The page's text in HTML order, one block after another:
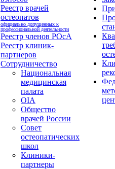
Реестр врачей
остеопатов
официально допущенных к
профессиональной деятельности
Реестр членов РОсА
Реестр клиник-
партнеров
Сотрудничество
Национальная
медицинская
палата
OIA
Общество
врачей России
Совет
остеопатических
школ
Клиники-
партнеры